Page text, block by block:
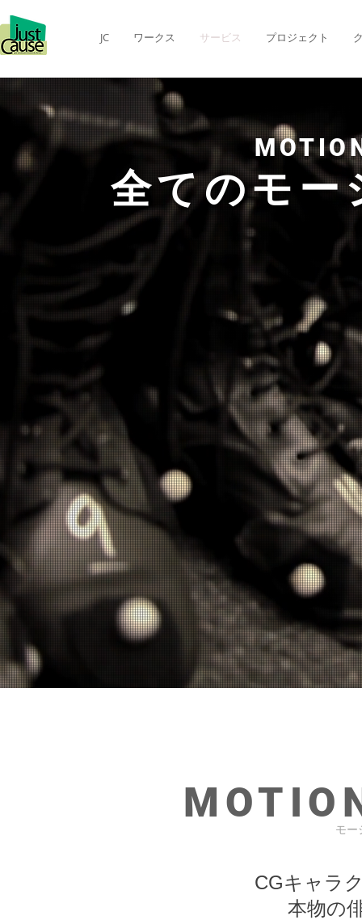
JC ワークス サービス プロジェクト
全てのモー
モー
CGキャラ
本物の